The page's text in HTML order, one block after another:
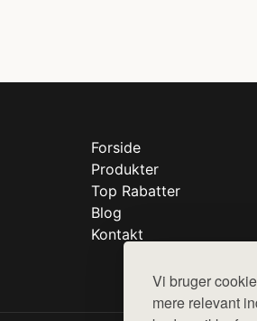
Vi bruger
mere relevant
Forside
Produkter
Top Rabatter
Blog
Kontakt